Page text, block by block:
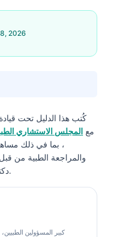
2026
كُتب هذا الدليل تحت قيادة
مع المجلس الاستشاري
، بما في ذلك
والمراجعة الطبية من
دكتوراه في الطب ودكتوراه في الفلسفة.
كبير المسؤولين